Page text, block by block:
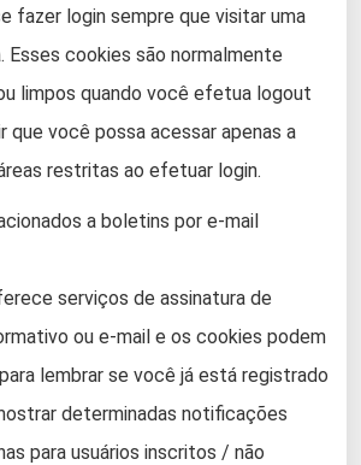
fazer login sempre que visitar uma
Esses cookies são normalmente
limpos quando você efetua logout
que você possa acessar apenas a
restritas ao efetuar login.
a boletins por e-mail
serviços de assinatura de
ou e-mail e os cookies podem
lembrar se você já está registrado
determinadas notificações
para usuários inscritos / não